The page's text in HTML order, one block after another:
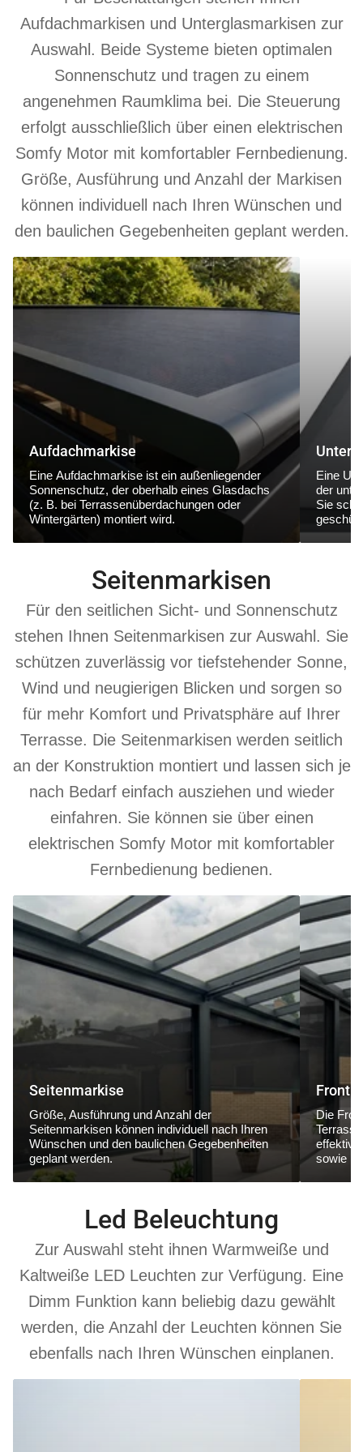
Aufdachmarkisen und Unterglasmarkisen zur
Auswahl. Beide Systeme bieten optimalen
Sonnenschutz und tragen zu einem
angenehmen Raumklima bei. Die Steuerung
erfolgt ausschließlich über einen elektrischen
Somfy Motor mit komfortabler Fernbedienung.
Größe, Ausführung und Anzahl der Markisen
können individuell nach Ihren Wünschen und
den baulichen Gegebenheiten geplant werden.
Aufdachmarkise
Aufdachmarkise
Eine Aufdachmarkise ist ein außenliegender
Sonnenschutz, der oberhalb eines Glasdachs
(z. B. bei Terrassenüberdachungen oder
Wintergärten) montiert wird.
Eine
der
Sie
Seitenmarkisen
Für den seitlichen Sicht- und Sonnenschutz
stehen Ihnen Seitenmarkisen zur Auswahl. Sie
schützen zuverlässig vor tiefstehender Sonne,
Wind und neugierigen Blicken und sorgen so
für mehr Komfort und Privatsphäre auf Ihrer
Terrasse. Die Seitenmarkisen werden seitlich
an der Konstruktion montiert und lassen sich je
nach Bedarf einfach ausziehen und wieder
einfahren. Sie können sie über einen
elektrischen Somfy Motor mit komfortabler
Fernbedienung bedienen.
Seitenmarkise
Seitenmarkise
Größe, Ausführung und Anzahl der
Seitenmarkisen können individuell nach Ihren
Wünschen und den baulichen Gegebenheiten
geplant werden.
Die
sowie
Led Beleuchtung
Zur Auswahl steht ihnen Warmweiße und
Kaltweiße LED Leuchten zur Verfügung. Eine
Dimm Funktion kann beliebig dazu gewählt
werden, die Anzahl der Leuchten können Sie
ebenfalls nach Ihren Wünschen einplanen.